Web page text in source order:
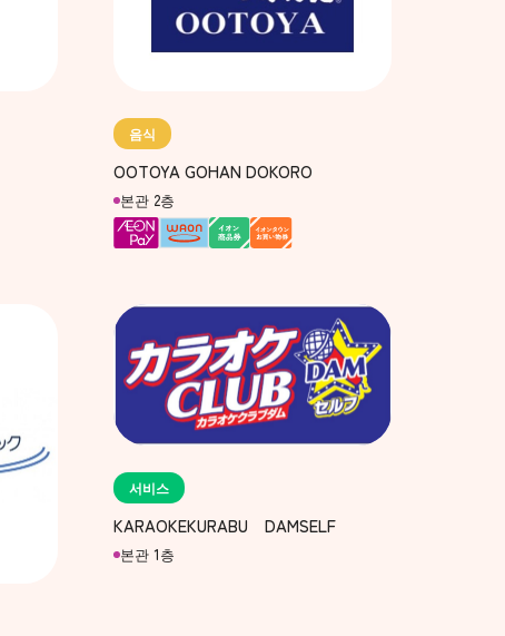
음식
OOTOYA GOHAN DOKORO
본관 2층
서비스
KARAOKEKURABU DAMSELF
본관 1층